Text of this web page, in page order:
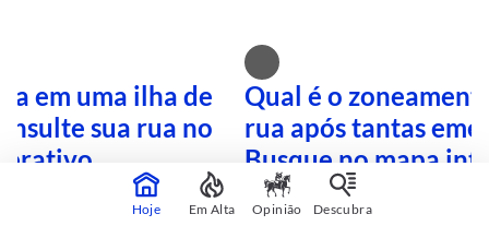
em uma ilha de
sua rua no
Qual é o
rua após tantas
Busque no mapa
Hoje Em Alta Opinião Descubra